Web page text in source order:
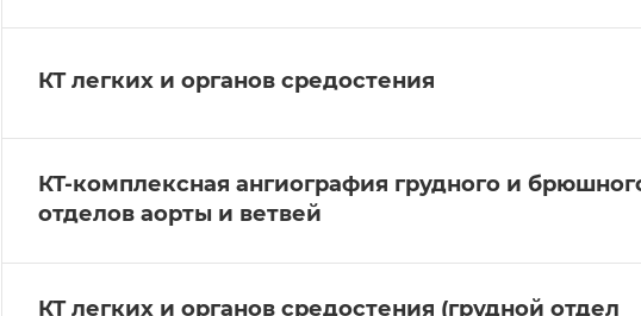
КТ легких и органов средостения
КТ-комплексная ангиография грудного и
отделов аорты и ветвей
КТ легких и органов средостения (грудной отдел